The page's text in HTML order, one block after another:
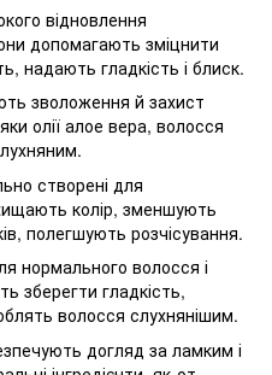
відновлення
допомагають зміцнити
надають гладкість і блиск.
зволоження й захист
олії алое вера, волосся
створені для
колір, зменшують
полегшують розчісування.
нормального волосся і
зберегти гладкість,
волосся слухнянішим.
догляд за ламким і